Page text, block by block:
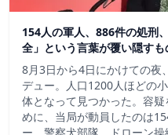
154人の軍人、886件の処刑
全」という言葉が覆い隠すも
8月3日から4日にかけての夜
デュー。人口1200人ほどの
体となって見つかった。容
めに、当局が動員したのは